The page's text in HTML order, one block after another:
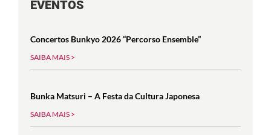
EVENTOS
Concertos Bunkyo 2026 “Percorso Ensemble”
SAIBA MAIS >
Bunka Matsuri – A Festa da Cultura Japonesa
SAIBA MAIS >